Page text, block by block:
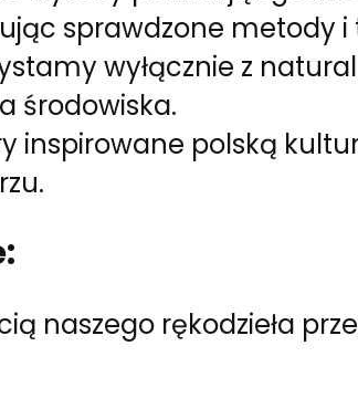
sprawdzone metody
wyłącznie z
środowiska.
inspirowane polską
naszego rękodzieła